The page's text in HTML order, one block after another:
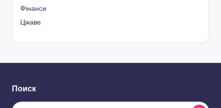
Фінанси
Цікаве
Поиск